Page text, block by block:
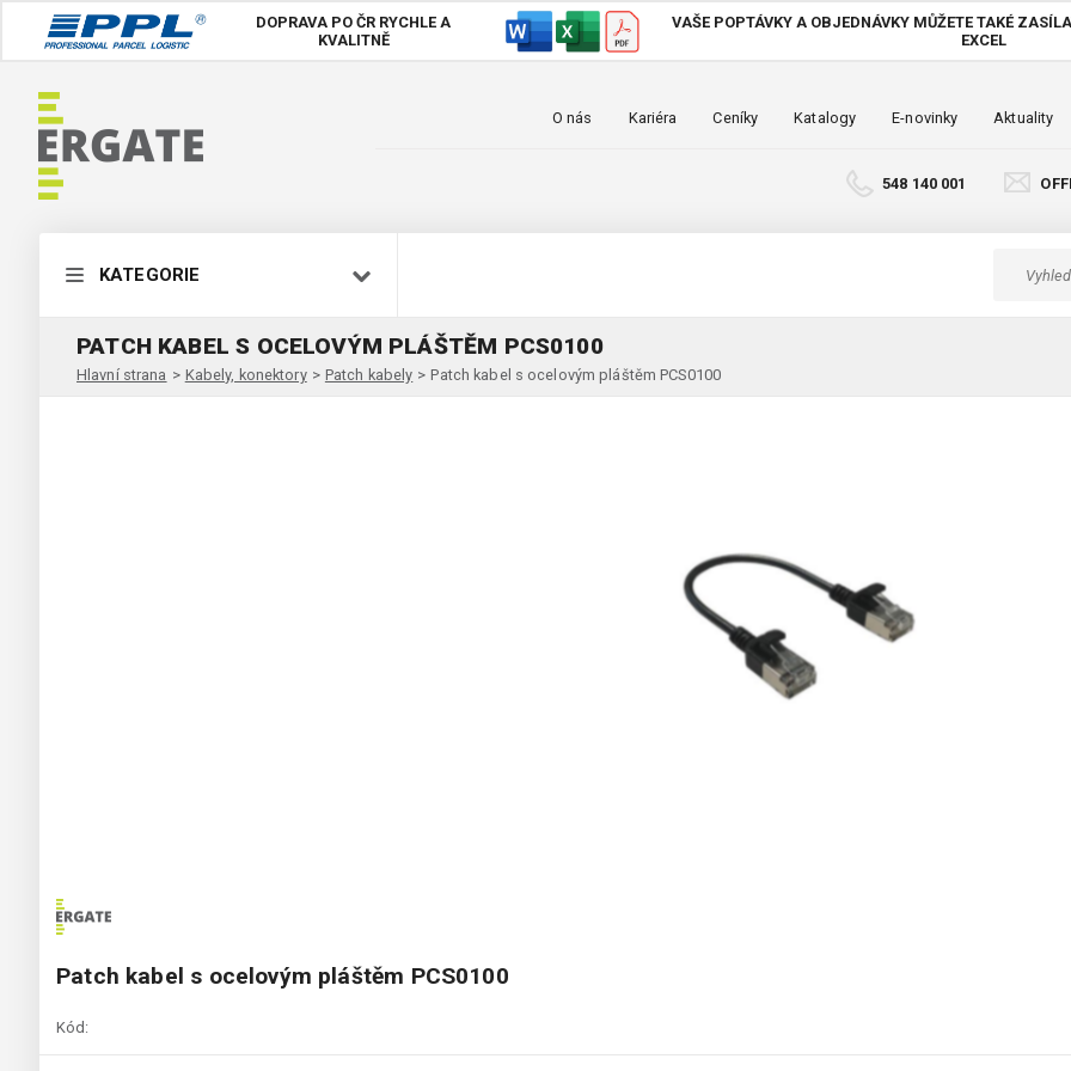
DOPRAVA PO ČR RYCHLE A
KVALITNĚ
VAŠE POPTÁVKY A OBJEDNÁVKY MŮŽETE TAKÉ
EXCEL
O nás Kariéra Ceníky Katalogy E-novinky Aktuality
548 140 001
KATEGORIE
PATCH KABEL S OCELOVÝM PLÁŠTĚM PCS0100
Hlavní strana > Kabely, konektory > Patch kabely > Patch kabel s ocelovým pláštěm PCS0100
Patch kabel s ocelovým pláštěm PCS0100
Kód: